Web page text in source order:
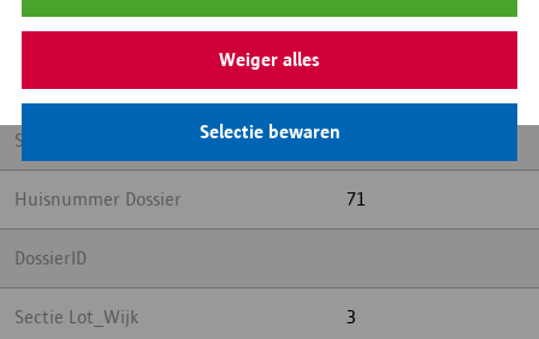
Aantekening
Straatnaam Dossier
Huisnummer Dossier 71
DossierID
Sectie Lot_Wijk 3
Weiger alles
Selectie bewaren